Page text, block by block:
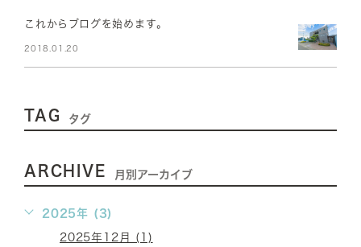
これからブログを始めます。
2018.01.20
TAG タグ
ARCHIVE 月別アーカイブ
2025年 (3)
2025年12月 (1)